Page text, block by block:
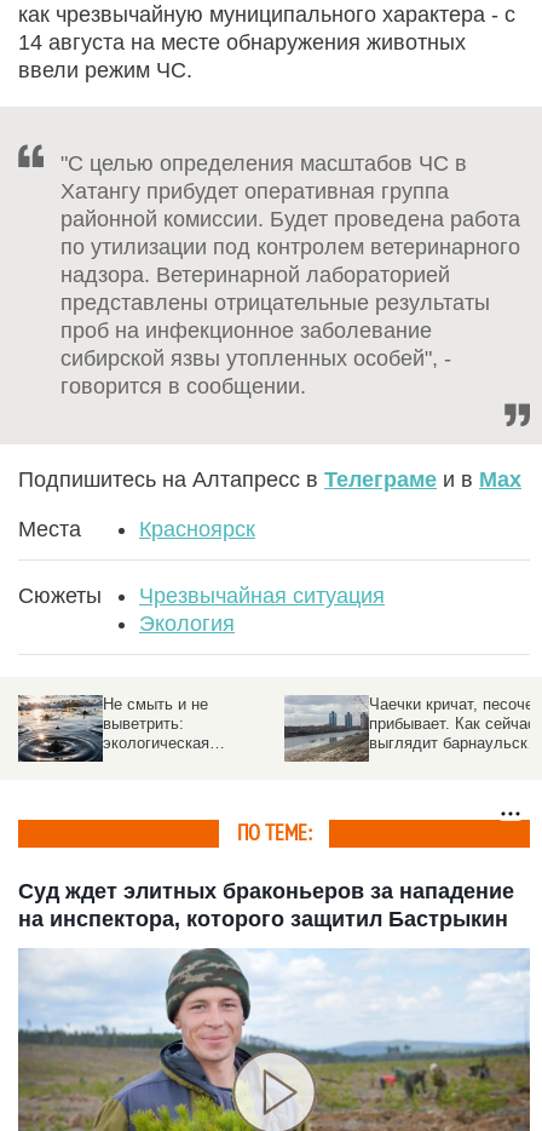
как чрезвычайную муниципального характера - с
14 августа на месте обнаружения животных
ввели режим ЧС.
"С целью определения масштабов ЧС в
Хатангу прибудет оперативная группа
районной комиссии. Будет проведена работа
по утилизации под контролем ветеринарного
надзора. Ветеринарной лабораторией
представлены отрицательные результаты
проб на инфекционное заболевание
сибирской язвы утопленных особей", -
говорится в сообщении.
Подпишитесь на Алтапресс в Телеграме и в Max
Места Красноярск
Сюжеты
Чрезвычайная ситуация
Экология
Чаечки кричат, песочек
прибывает. Как сейчас
выглядит барнаульский
Затонул теплоход в
Сибири. Произошел
разлив дизельного
ПО ТЕМЕ:
Суд ждет элитных браконьеров за нападение
на инспектора, которого защитил Бастрыкин